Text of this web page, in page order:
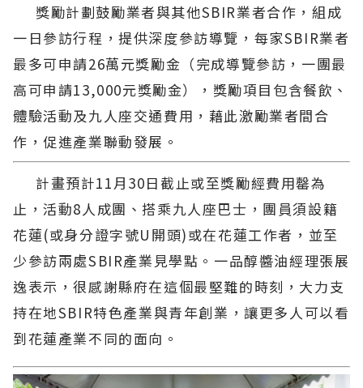
獎勵計劃鼓勵業者與其他SBIR業者合作，組成
一日參訪行程，提供深度參訪導覽，每家SBIR業者
最多可申請26萬元獎勵金（完成導覽參訪，一團最
高可申請13,000元獎勵金），獎勵項目包含餐飲、
體驗活動及九人座交通費用，藉此激勵業者間合
作，促進產業聯動發展。
計畫預計11月30日截止或至獎勵經費用罄為
止，活動8人成團、搭乘九人座巴士，團員須設籍
花蓮(或身分證字號U開頭)或在花蓮工作者，並至
少參訪兩處SBIR產業見學點。一品醇醬油經理張展
逸表示，很感謝縣府在這個最堅難的時刻，大力支
持在地SBIR特色產業與青年創業，讓更多人可以看
到花蓮產業不同的面向。